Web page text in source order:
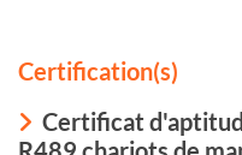
Certification(s)
Certificat